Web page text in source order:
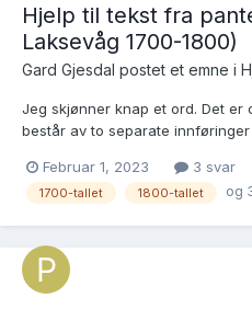
Hjelp til tekst fra
Laksevåg 1700-1800)
Gard Gjesdal postet et emne i
Jeg skjønner knap et ord. Det er
består av to separate
skjønt) en kartforretning og et
Hordaland fylke, Skjold i
Februar 1, 2023 3 svar
1700-tallet 1800-tallet og